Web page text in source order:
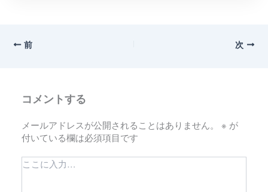
前 次
コメントする
メールアドレスが公開されることはありません。 ※ が
付いている欄は必須項目です
こ